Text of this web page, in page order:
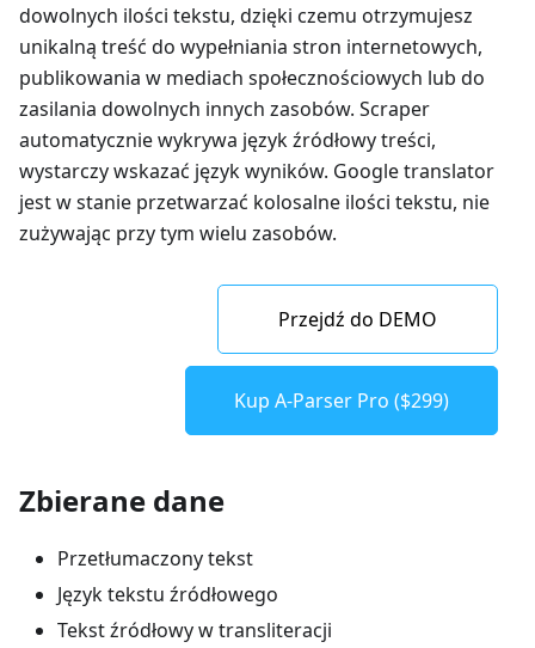
dowolnych ilości tekstu, dzięki czemu otrzymujesz
unikalną treść do wypełniania stron internetowych,
publikowania w mediach społecznościowych lub do
zasilania dowolnych innych zasobów. Scraper
automatycznie wykrywa język źródłowy treści,
wystarczy wskazać język wyników. Google translator
jest w stanie przetwarzać kolosalne ilości tekstu, nie
zużywając przy tym wielu zasobów.
Przejdź do DEMO
Kup A-Parser Pro ($299)
Zbierane dane
Przetłumaczony tekst
Język tekstu źródłowego
Tekst źródłowy w transliteracji